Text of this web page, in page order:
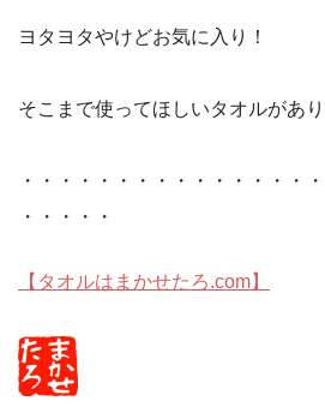
ヨタヨタやけどお気に入り！
そこまで使ってほしいタオルがあ
・・・・・・・・・・・・・・・
・・・・・
【タオルはまかせたろ.com】